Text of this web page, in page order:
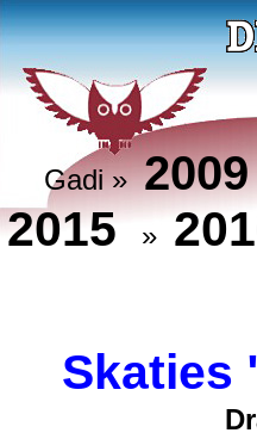
Gadi »2009
2015 »
Skaties